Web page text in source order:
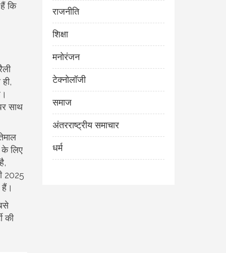
कि
साथ
के लिए
2025
की
राजनीति
शिक्षा
मनोरंजन
टेक्नोलॉजी
समाज
अंतरराष्ट्रीय समाचार
धर्म